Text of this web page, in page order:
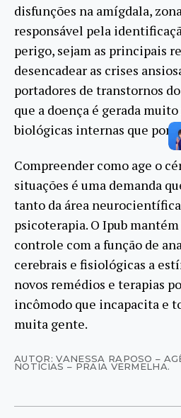
disfunções na amígdala,
responsável pela
perigo, sejam as principais
desencadear as crises
portadores de transtornos
que a doença é gerada
biológicas internas que por
Compreender como age o
situações é uma demanda
tanto da área
psicoterapia. O Ipub
controle com a função de
cerebrais e fisiológicas a
novos remédios e terapias
incômodo que incapacita e
muita gente.
AUTOR: VANESSA RAPOSO –
NOTÍCIAS – PRAIA VERMELHA.